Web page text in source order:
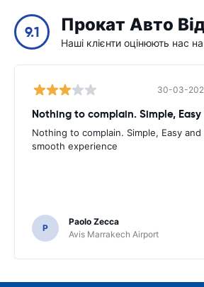
9.1 Прокат Авто
Наші клієнти оцінюють нас
30-03-
Nothing to complain. Simple, Easy
Nothing to complain. Simple, Easy and
smooth experience
P
Paolo Zecca
Avis Marrakech Airport